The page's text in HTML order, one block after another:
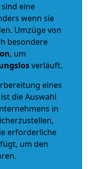
eine
wenn sie
Umzüge von
besondere
, um
verläuft.
eines
die Auswahl
in
erforderliche
um den